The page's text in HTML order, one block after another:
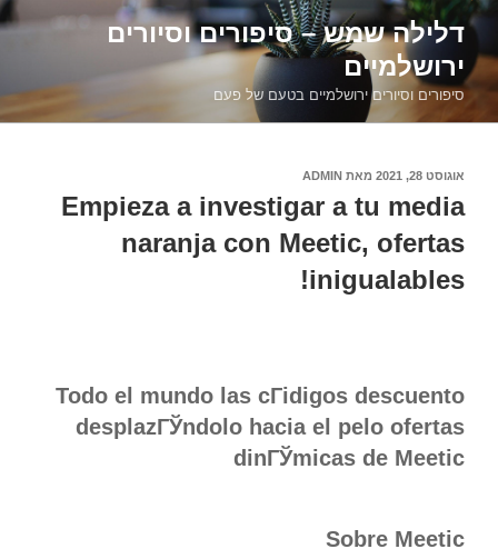
דילוג
לתוכןדלילה שמש – סיפורים וסיורים
ירושלמיים
סיפורים וסיורים ירושלמיים בטעם של פעם
פורסם
אוגוסט 28, 2021 מאת ADMIN
Empieza a investigar a tu media
naranja con Meetic, ofertas
inigualables!
Todo el mundo las cГіdigos descuento
desplazГЎndolo hacia el pelo ofertas
dinГЎmicas de Meetic
Sobre Meetic